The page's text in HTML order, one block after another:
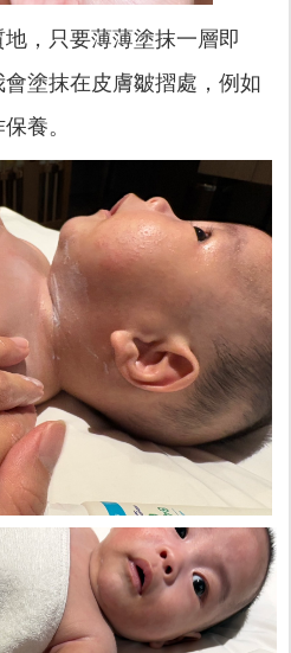
，只要薄薄塗抹一層即
塗抹在皮膚皺摺處，例如
養。